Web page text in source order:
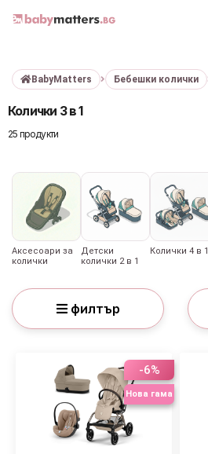
МАРКИ
КОРИ ЗА АВТОМОБИЛИ
РАЗХОДКА
БЕБЕТА МАРСПУЛАЛИ
ДЕТСКИ МАНИВЕЛИ
ДЕТСКИ СУИНГЕР
BabyMatters Бебешки колички
Колички 3 в 1
25 продукти
Аксесоари за
колички
Детски
колички 2 в 1
Колички 4 в 1
филтър
-6%
Нова гама